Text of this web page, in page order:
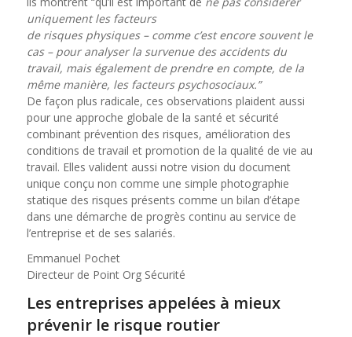
uniquement les facteurs
de risques physiques – comme c’est encore souvent le
cas – pour analyser la survenue des accidents du
travail, mais également de prendre en compte, de la
même manière, les facteurs psychosociaux.”
De façon plus radicale, ces observations plaident aussi
pour une approche globale de la santé et sécurité
combinant prévention des risques, amélioration des
conditions de travail et promotion de la qualité de vie au
travail. Elles valident aussi notre vision du document
unique conçu non comme une simple photographie
statique des risques présents comme un bilan d’étape
dans une démarche de progrès continu au service de
l’entreprise et de ses salariés.
Emmanuel Pochet
Directeur de Point Org Sécurité
Les entreprises appelées à mieux
prévenir le risque routier